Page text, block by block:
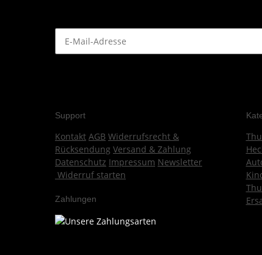
Support
Kontakt AGB Widerrufsrecht &
Rücksendung Versand & Zahlung
Datenschutz Impressum Newsletter
Widerruf starten
Zahlungen